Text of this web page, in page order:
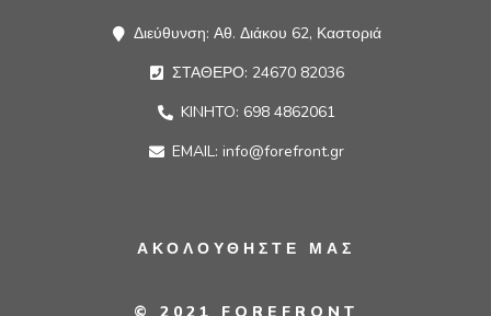
Διεύθυνση: Αθ. Διάκου 62, Καστοριά
ΣΤΑΘΕΡΟ: 24670 82036
KINHTO: 698 4862061
EMAIL: info@forefront.gr
ΑΚΟΛΟΥΘΗΣΤΕ ΜΑΣ